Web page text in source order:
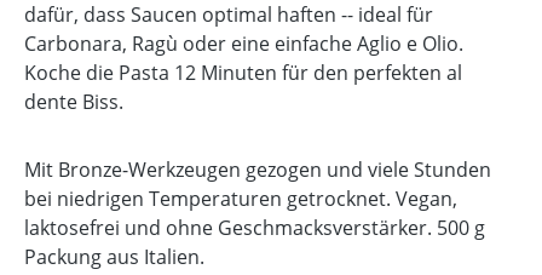
dafür, dass Saucen optimal haften -- ideal für
Carbonara, Ragù oder eine einfache Aglio e Olio.
Koche die Pasta 12 Minuten für den perfekten al
dente Biss.
Mit Bronze-Werkzeugen gezogen und viele Stunden
bei niedrigen Temperaturen getrocknet. Vegan,
laktosefrei und ohne Geschmacksverstärker. 500 g
Packung aus Italien.